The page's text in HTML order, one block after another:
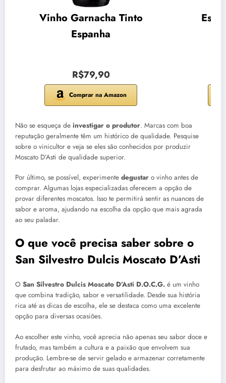
Vinho Garnacha Tinto
Espanha
R$79,90
Comprar na Amazon
Não se esqueça de investigar o produtor. Marcas com boa
reputação geralmente têm um histórico de qualidade. Pesquise
sobre o vinicultor e veja se eles são conhecidos por produzir
Moscato D’Asti de qualidade superior.
Por último, se possível, experimente degustar o vinho antes de
comprar. Algumas lojas especializadas oferecem a opção de
provar diferentes moscatos. Isso te permitirá sentir as nuances de
sabor e aroma, ajudando na escolha da opção que mais agrada
ao seu paladar.
O que você precisa saber sobre o
San Silvestro Dulcis Moscato D’Asti
O San Silvestro Dulcis Moscato D’Asti D.O.C.G. é um vinho
que combina tradição, sabor e versatilidade. Desde sua história
rica até as dicas de escolha, ele se destaca como uma excelente
opção para diversas ocasiões.
Ao escolher este vinho, você aprecia não apenas seu sabor doce e
frutado, mas também a cultura e a paixão que envolvem sua
produção. Lembre-se de servir gelado e armazenar corretamente
para desfrutar ao máximo de suas qualidades.